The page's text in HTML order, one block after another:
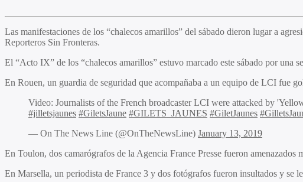
Las manifestaciones de los “chalecos amarillos” del sábado dieron lugar a
Reporteros Sin Fronteras.
El “Acto IX” de los “chalecos amarillos” estuvo marcado este sábado por una
En Rouen, un guardia de seguridad que acompañaba a un equipo de LCI fue
Video: Journalists of the French broadcaster LCI were attacked by
#jilletsjaunes #GiletsJaune #GILETS_JAUNES #GiletJaunes
— On The News Line (@OnTheNewsLine) January 13, 2019
En Toulon, dos camarógrafos de la Agencia France Presse fueron
En Marsella, un periodista de France 3 y dos fotógrafos fueron insultados y se